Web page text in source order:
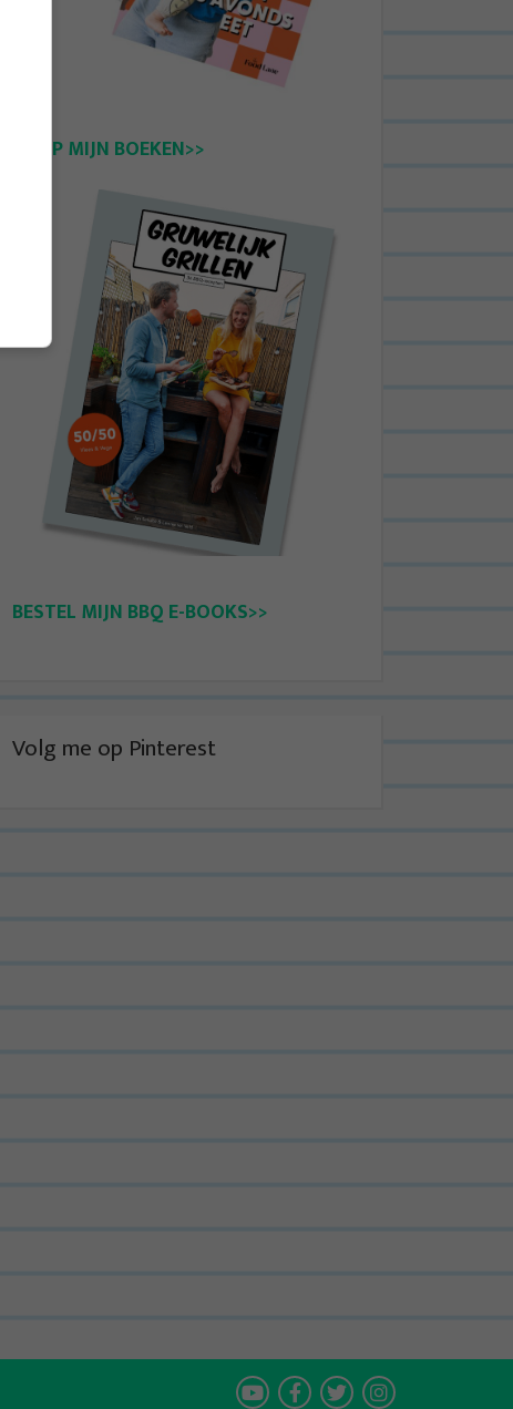
KOOP MIJN BOEKEN>>
BESTEL MIJN BBQ E-BOOKS>>
Volg me op Pinterest